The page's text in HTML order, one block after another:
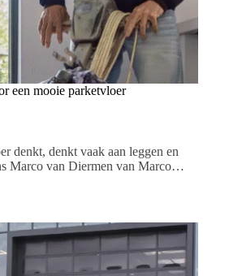
een mooie parketvloer
denkt, denkt vaak aan leggen en
Marco van Diermen van Marco…